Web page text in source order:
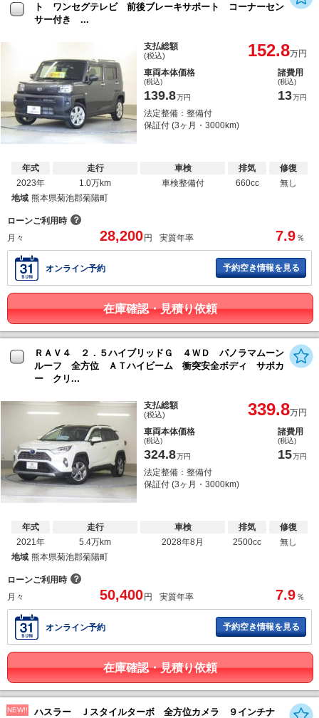
ト ワンセグテレビ 前後ブレーキサポート コーナーセン
サー付き ...
支払総額
(税込) 152.8万円
車両本体価格
(税込)
139.8万円
諸費用
(税込)
13万円
法定整備：整備付
保証付 (3ヶ月・3000km)
年式
2023年
走行
1.0万km
車検
車検整備付
排気
660cc
修復
無し
地域 熊本県菊池郡菊陽町
ローンご利用時 ？
月々
28,200円 実質年率 7.9 ％
オンライン予約 予約空き情報を見る
在庫確認・見積り依頼
ＲＡＶ４ ２．５ハイブリッドＧ ４ＷＤ パノラマムーン
ルーフ 全方位 ＡＴハイビーム 衝突安全ボディ サポカ
ー クリ...
支払総額
(税込) 339.8万円
車両本体価格
(税込)
324.8万円
諸費用
(税込)
15万円
法定整備：整備付
保証付 (3ヶ月・3000km)
年式
2021年
走行
5.4万km
車検
2028年8月
排気
2500cc
修復
無し
地域 熊本県菊池郡菊陽町
ローンご利用時 ？
月々
50,400円 実質年率 7.9 ％
オンライン予約 予約空き情報を見る
在庫確認・見積り依頼
NEW!!
ハスラー Ｊスタイルターボ 全方位カメラ ９インチナ